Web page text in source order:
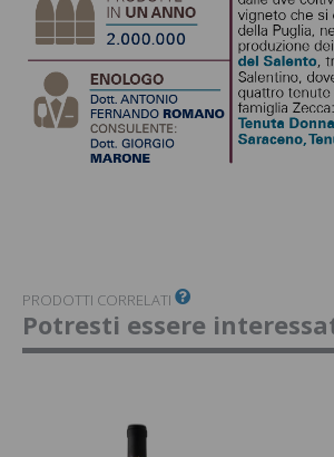
PRODOTTI CORRELATI
Potresti essere